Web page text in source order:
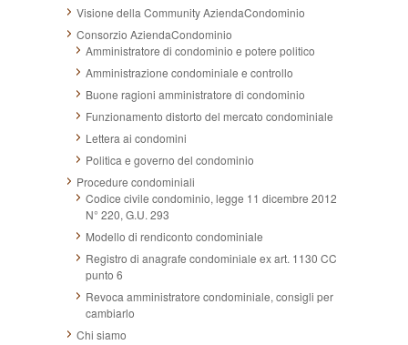
Visione della Community AziendaCondominio
Consorzio AziendaCondominio
Amministratore di condominio e potere politico
Amministrazione condominiale e controllo
Buone ragioni amministratore di condominio
Funzionamento distorto del mercato condominiale
Lettera ai condomini
Politica e governo del condominio
Procedure condominiali
Codice civile condominio, legge 11 dicembre 2012
N° 220, G.U. 293
Modello di rendiconto condominiale
Registro di anagrafe condominiale ex art. 1130 CC
punto 6
Revoca amministratore condominiale, consigli per
cambiarlo
Chi siamo